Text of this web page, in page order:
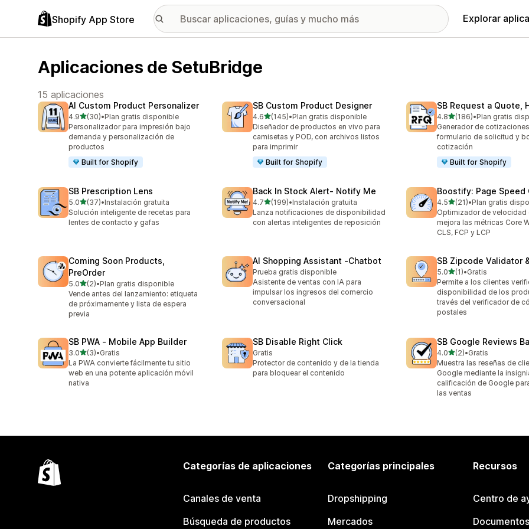
Shopify App Store Explorar
Aplicaciones de SetuBridge
15 aplicaciones
AI Custom Product Personalizer
4.9de 5 estrellas
(30)
30 reseñas en total
•Plan gratis disponible
Personalizador para impresión bajo
demanda y personalización de
productos
Built for Shopify
SB Custom Product Designer
4.6de 5 estrellas
(145)
145 reseñas en total
•Plan gratis disponible
Diseñador de productos en vivo para
camisetas y POD, con archivos listos
para imprimir
Built for Shopify
SB Request a Quote,
4.8de 5 estrellas
(186)
186 reseñas en total
•Plan gratis
Generador de
formulario de solicitud y
cotización
Built for Shopify
SB Prescription Lens
5.0de 5 estrellas
(37)
37 reseñas en total
•Instalación gratuita
Solución inteligente de recetas para
lentes de contacto y gafas
Back In Stock Alert‑ Notify Me
4.7de 5 estrellas
(199)
199 reseñas en total
•Instalación gratuita
Lanza notificaciones de disponibilidad
con alertas inteligentes de reposición
Boostify: Page Speed
4.5de 5 estrellas
(21)
21 reseñas en total
•Plan gratis
Optimizador de velocidad
mejora las métricas Core
CLS, FCP y LCP
Coming Soon Products,
PreOrder
5.0de 5 estrellas
(2)
2 reseñas en total
•Plan gratis disponible
Vende antes del lanzamiento: etiqueta
de próximamente y lista de espera
previa
AI Shopping Assistant ‑Chatbot
Prueba gratis disponible
Asistente de ventas con IA para
impulsar los ingresos del comercio
conversacional
SB Zipcode Validator
5.0de 5 estrellas
(1)
1 reseñas en total
•Gratis
Permite a los clientes
disponibilidad de los
través del verificador de
postales
SB PWA ‑ Mobile App Builder
3.0de 5 estrellas
(3)
3 reseñas en total
•Gratis
La PWA convierte fácilmente tu sitio
web en una potente aplicación móvil
nativa
SB Disable Right Click
Gratis
Protector de contenido y de la tienda
para bloquear el contenido
SB Google Reviews
4.0de 5 estrellas
(2)
2 reseñas en total
•Gratis
Muestra las reseñas de
Google mediante la
calificación de Google
las ventas
Categorías de aplicaciones
Canales de venta
Búsqueda de productos
Categorías principales
Dropshipping
Mercados
Recursos
Centro de